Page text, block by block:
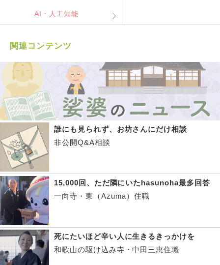
AI・人工知能
関連コンテンツ
誰にも見られず、お坊さんにだけ相談
非公開Q&A相談
15,000回、ただ隣にいたhasunoha最多回答
一向寺・東（Azuma）住職
死にたいほど辛い人に生きるきっかけを
和歌山の駆け込み寺・中田三恵住職